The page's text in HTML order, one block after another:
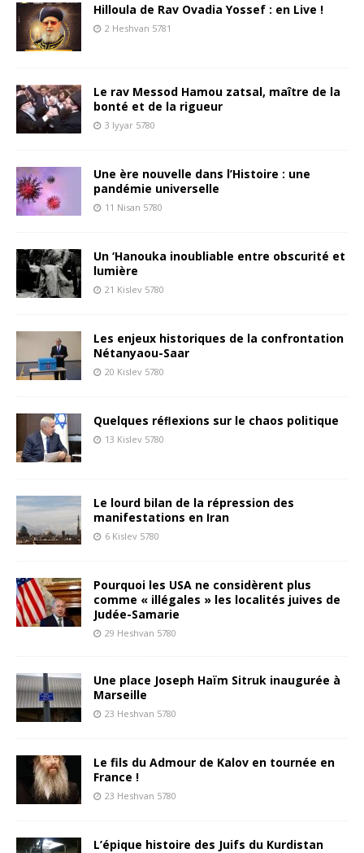
Hilloula de Rav Ovadia Yossef : en Live !
2 Heshvan 5781
Le rav Messod Hamou zatsal, maître de la
bonté et de la rigueur
3 Iyyar 5780
Une ère nouvelle dans l’Histoire : une
pandémie universelle
11 Nisan 5780
Un ‘Hanouka inoubliable entre obscurité et
lumière
21 Kislev 5780
Les enjeux historiques de la confrontation
Nétanyaou-Saar
20 Kislev 5780
Quelques réﬂexions sur le chaos politique
13 Kislev 5780
Le lourd bilan de la répression des
manifestations en Iran
6 Kislev 5780
Pourquoi les USA ne considèrent plus
comme « illégales » les localités juives de
Judée-Samarie
29 Heshvan 5780
Une place Joseph Haïm Sitruk inaugurée à
Marseille
23 Heshvan 5780
Le fils du Admour de Kalov en tournée en
France !
23 Heshvan 5780
L’épique histoire des Juifs du Kurdistan